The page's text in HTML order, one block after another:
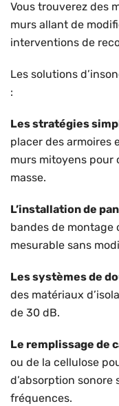
Vous trouverez des
murs allant de
interventions de
Les solutions
:
Les stratégies
placer des armoires
murs mitoyens pour
masse.
L’installation de
bandes de
mesurable sans
Les systèmes de
des matériaux
de 30 dB.
Le remplissage de
ou de la cellulose
d’absorption sonore
fréquences.